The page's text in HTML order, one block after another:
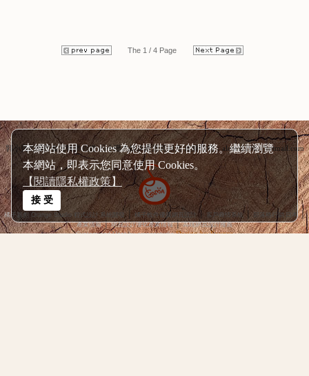
本網站使用 Cookies 為您提供更好的服務。繼續瀏覽
本網站，即表示您同意使用 Cookies。
【閱讀隱私權政策】
接 受
The 1 / 4 Page
郭小寶の爆肝食況轉播頻道 呂小珊の姐妹愛漂亮頻道 連絡信箱：alotirl0208@hotmail.com
橘子新創 Orange Studio 程式設計‧系統開發 │橘子軟件優質網頁設計│ 客戶商情系統│部落格行銷‧日本│
產業情報│網頁設計優化產業情報│高雄網頁設計推薦
System and Host by orangestudio Design by Foxpro